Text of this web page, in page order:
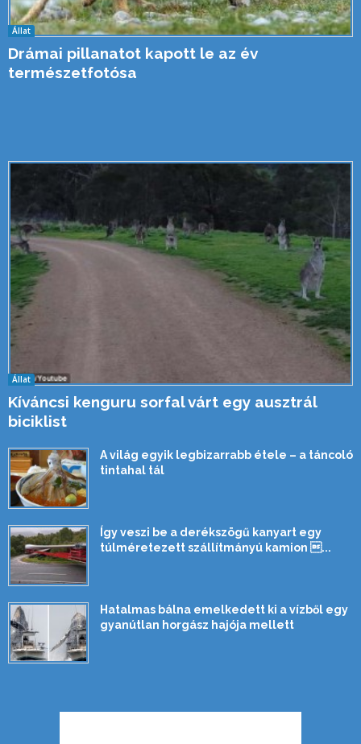
Állat
Drámai pillanatot kapott le az év
természetfotósa
Állat
Kíváncsi kenguru sorfal várt egy ausztrál
biciklist
A világ egyik legbizarrabb étele – a táncoló
tintahal tál
Így veszi be a derékszögű kanyart egy
túlméretezett szállítmányú kamion ...
Hatalmas bálna emelkedett ki a vízből egy
gyanútlan horgász hajója mellett